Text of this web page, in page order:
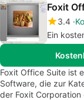
Foxit
3.4
Ein
Foxit Office Suite ist
Software, die zur
der Foxit